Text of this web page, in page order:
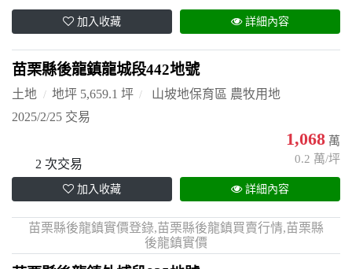
加入收藏 詳細內容
苗栗縣後龍鎮龍城段442地號
土地 地坪 5,659.1 坪
山坡地保育區 農牧用地
2025/2/25 交易
2 次交易
1,068 萬
0.2 萬/坪
加入收藏 詳細內容
苗栗縣後龍鎮實價登錄,苗栗縣後龍鎮買賣行情,苗栗縣
後龍鎮實價